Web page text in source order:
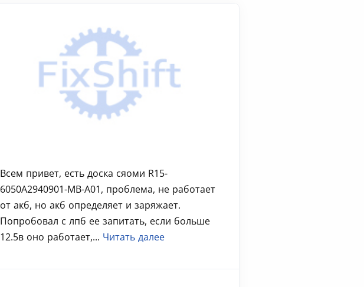
Всем привет, есть доска сяоми R15-
6050A2940901-MB-A01, проблема, не работает
от акб, но акб определяет и заряжает.
Попробовал с лпб ее запитать, если больше
12.5в оно работает,... Читать далее